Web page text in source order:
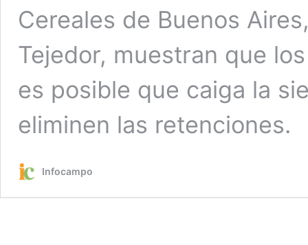
Cereales de Buenos
Tejedor, muestran que
es posible que caiga la
eliminen las retenciones.
Infocampo